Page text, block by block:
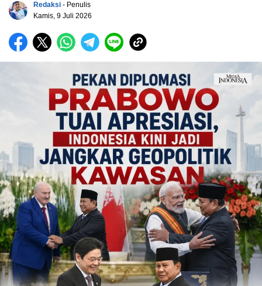
Redaksi - Penulis
Kamis, 9 Juli 2026